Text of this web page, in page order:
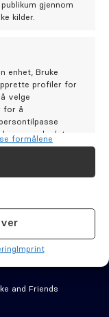
gjennom
kilder.
enhet, Bruke
profiler for
velge
for å
data
formålene
Imprint
(EU)
(EU)
and Friends